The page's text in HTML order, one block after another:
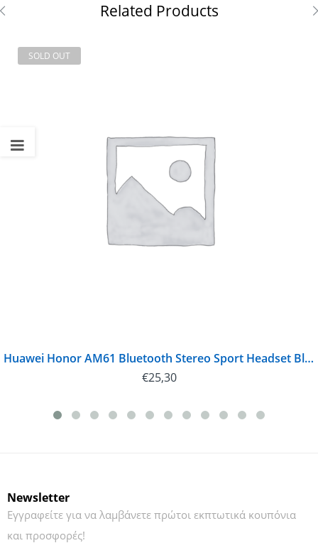
Related Products
SOLD OUT
Huawei Honor AM61 Bluetooth Stereo Sport Headset Black/Red
€25,30
Newsletter
Εγγραφείτε για να λαμβάνετε πρώτοι εκπτωτικά κουπόνια
και προσφορές!